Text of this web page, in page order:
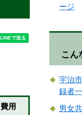
費用
ージ
こん
宇治
録者
男女